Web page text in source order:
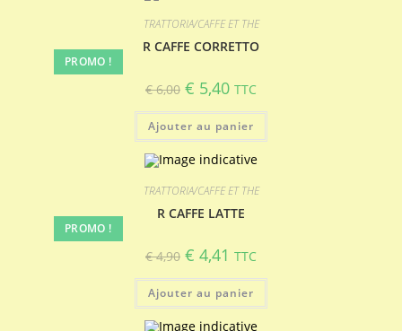
PROMO !
TRATTORIA/CAFFE ET THE
R CAFFE CORRETTO
€6,00 Le
prix
initial
était :
€ 6,00.
€ 5,40Le
prix
actuel
est :
€ 5,40.
TTC
Ajouter au panier
PROMO !
TRATTORIA/CAFFE ET THE
R CAFFE LATTE
€4,90 Le
prix
initial
était :
€ 4,90.
€ 4,41 Le
prix
actuel
est :
€ 4,41.
TTC
Ajouter au panier